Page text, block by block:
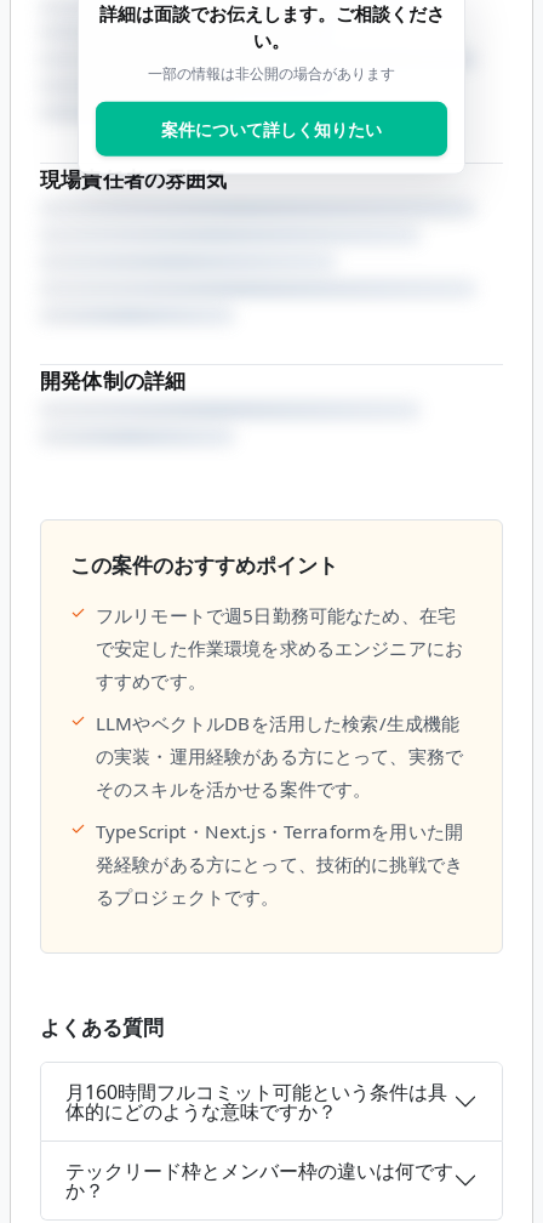
現場責任者の雰囲気
開発体制の詳細
詳細は面談でお伝えします。ご相談くださ
い。
一部の情報は非公開の場合があります
案件について詳しく知りたい
この案件のおすすめポイント
✓ フルリモートで週5日勤務可能なため、在宅
で安定した作業環境を求めるエンジニアにお
すすめです。
✓ LLMやベクトルDBを活用した検索/生成機能
の実装・運用経験がある方にとって、実務で
そのスキルを活かせる案件です。
✓ TypeScript・Next.js・Terraformを用いた開
発経験がある方にとって、技術的に挑戦でき
るプロジェクトです。
よくある質問
月160時間フルコミット可能という条件は具
体的にどのような意味ですか？
テックリード枠とメンバー枠の違いは何です
か？